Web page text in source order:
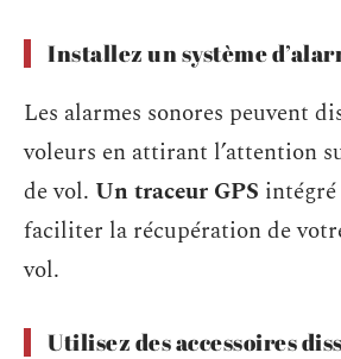
Installez un système
Les alarmes sonores peuvent
voleurs en attirant l’attention
de vol. Un traceur GPS
faciliter la récupération de
vol.
Utilisez des accessoires